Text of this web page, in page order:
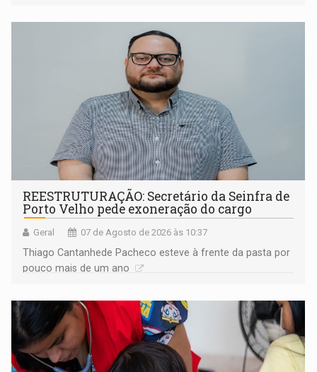
REESTRUTURAÇÃO: Secretário da Seinfra de
Porto Velho pede exoneração do cargo
Geral 07 de Agosto de 2026 às 10:37
Thiago Cantanhede Pacheco esteve à frente da pasta por
pouco mais de um ano